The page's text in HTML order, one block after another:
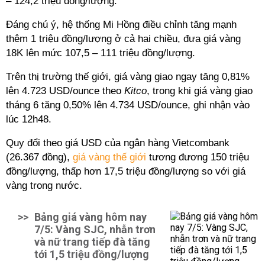
Đáng chú ý, hệ thống Mi Hồng điều chỉnh tăng mạnh
thêm 1 triệu đồng/lượng ở cả hai chiều, đưa giá vàng
18K lên mức 107,5 – 111 triệu đồng/lượng.
Trên thị trường thế giới, giá vàng giao ngay tăng 0,81%
lên 4.723 USD/ounce theo Kitco, trong khi giá vàng giao
tháng 6 tăng 0,50% lên 4.734 USD/ounce, ghi nhận vào
lúc 12h48.
Quy đổi theo giá USD của ngân hàng Vietcombank
(26.367 đồng), giá vàng thế giới tương đương 150 triệu
đồng/lượng, thấp hơn 17,5 triệu đồng/lượng so với giá
vàng trong nước.
>> Bảng giá vàng hôm nay
7/5: Vàng SJC, nhẫn trơn
và nữ trang tiếp đà tăng
tới 1,5 triệu đồng/lượng